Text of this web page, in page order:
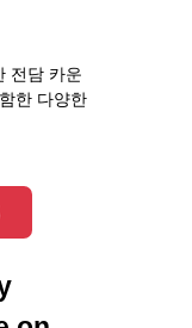
전담 카운
한 다양한